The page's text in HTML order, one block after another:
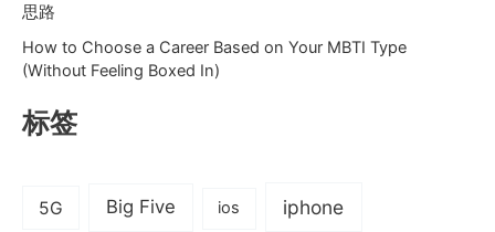
思路
How to Choose a Career Based on Your MBTI Type
(Without Feeling Boxed In)
标签
5G Big Five ios iphone